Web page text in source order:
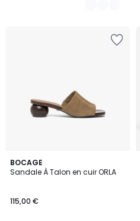
BOCAGE
Sandale À Talon en cuir ORLA
115,00 €